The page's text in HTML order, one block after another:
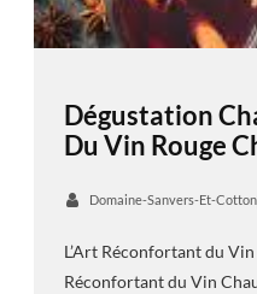
Dégustation
Du Vin Rouge
Domaine-Sanvers-Et-Cotton
L’Art Réconfortant du Vin
Réconfortant du Vin